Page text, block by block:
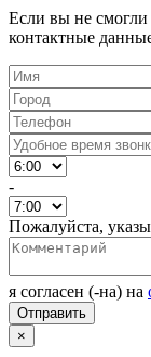
Если вы не смогли
контактные
-
Пожалуйста,
я согласен (-на) на
×